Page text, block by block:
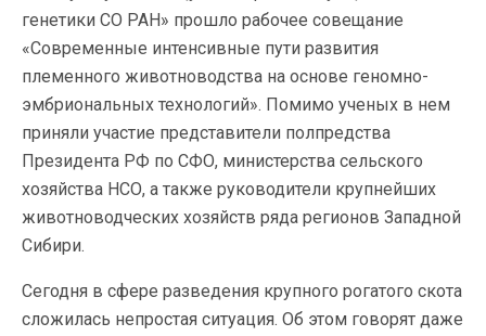
генетики СО РАН» прошло рабочее совещание
«Современные интенсивные пути развития
племенного животноводства на основе геномно-
эмбриональных технологий». Помимо ученых в нем
приняли участие представители полпредства
Президента РФ по СФО, министерства сельского
хозяйства НСО, а также руководители крупнейших
животноводческих хозяйств ряда регионов Западной
Сибири.
Сегодня в сфере разведения крупного рогатого скота
сложилась непростая ситуация. Об этом говорят даже